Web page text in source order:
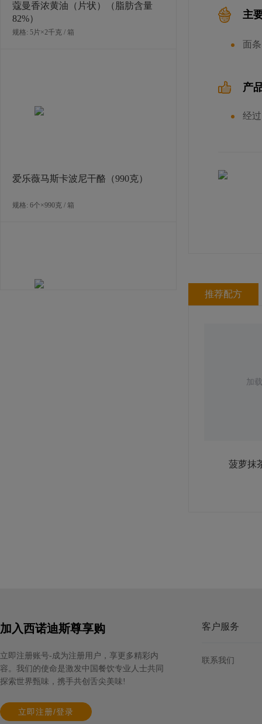
蔻曼香浓黄油（片状）（脂肪含量
82%）
规格: 5片×2千克 / 箱
爱乐薇马斯卡波尼干酪（990克）
规格: 6个×990克 / 箱
含量36.5%）
主
面条
产
经
推荐配方
加
菠萝抹
加入西诺迪斯尊享购
立即注册账号-成为注册用户，享更多精彩内
容。我们的使命是激发中国餐饮专业人士共同
探索世界甄味，携手共创舌尖美味!
立即注册/登录
客户服务
联系我们